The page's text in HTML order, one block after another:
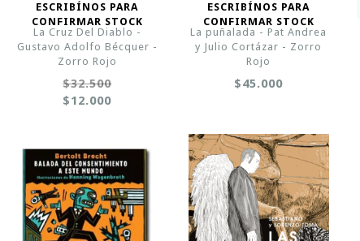
ESCRIBÍNOS PARA
CONFIRMAR STOCK
La Cruz Del Diablo -
Gustavo Adolfo Bécquer -
Zorro Rojo
$32.500
$12.000
ESCRIBÍNOS PARA
CONFIRMAR STOCK
La puñalada - Pat Andrea
y Julio Cortázar - Zorro
Rojo
$45.000